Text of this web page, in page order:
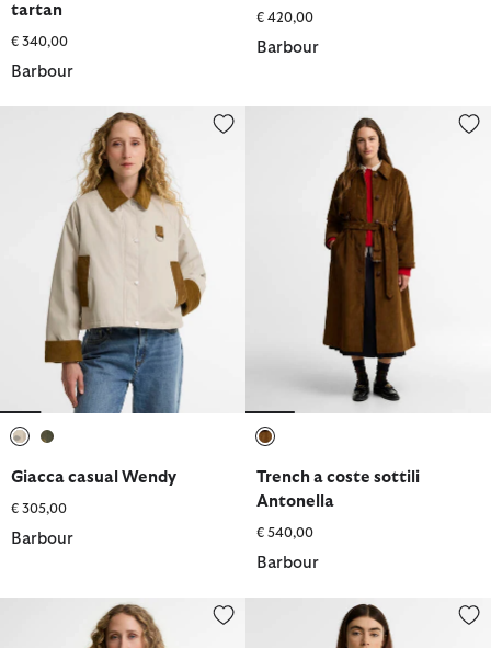
tartan
€ 340,00
Barbour
€ 420,00
Barbour
Giacca casual Wendy
Giacca casual Wendy
€ 305,00
Barbour
Trench a coste sottili Antonella
Trench a coste sottili
Antonella
€ 540,00
Barbour
Giacca trapuntata Modern Liddesdale IconsCappotto da donna Spey in lana